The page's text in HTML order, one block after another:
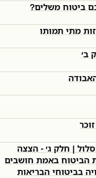
ביטוח משלים?
מתי תמותו
ב׳
| חלק ג׳ - הצצה
הביטוח באמת חושבים
בביטוחי הבריאות